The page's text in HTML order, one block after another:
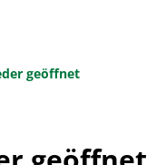
geöffnet